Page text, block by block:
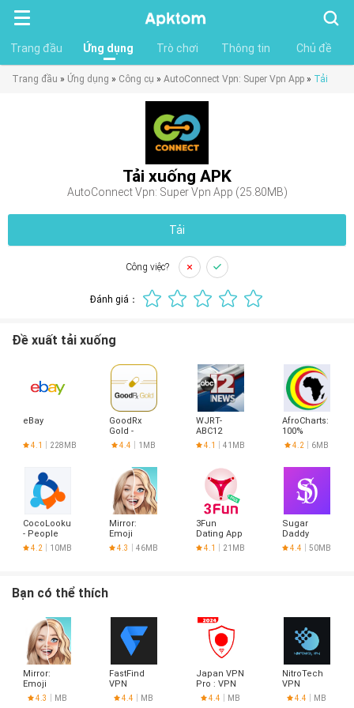
Tìm
kiếm
Trang đầu
Ứng dụng Trò chơi Thông tin Chủ đề
Trang đầu » Ứng dụng » Công cụ » AutoConnect Vpn: Super Vpn App » Tải
Tải xuống APK
AutoConnect Vpn: Super Vpn App (25.80MB)
Tải
Công việc?
Đánh giá：
Đề xuất tải xuống
eBay
4.1 228MB
GoodRx
Gold -
Pharmacy
Discount
4.4 1MB
WJRT-
ABC12
4.1 41MB
AfroCharts:
100%
African
Music
4.2 6MB
CocoLookup
- People
Finder
4.2 10MB
Mirror:
Emoji
meme
maker
4.3 46MB
3Fun
Dating App
- Meet
Curious
4.1 21MB
Sugar
Daddy
Dating App
- Sudy
4.4 50MB
Bạn có thể thích
Mirror:
Emoji
meme
maker
4.3 MB
FastFind
VPN
4.4 MB
Japan VPN
Pro : VPN
For Japan
4.4 MB
NitroTech
VPN
4.4 MB